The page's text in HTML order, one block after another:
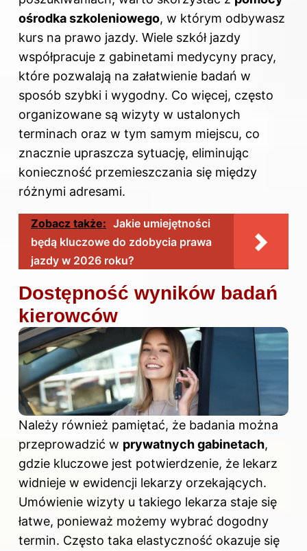
ośrodka szkoleniowego, w którym odbywasz
kurs na prawo jazdy. Wiele szkół jazdy
współpracuje z gabinetami medycyny pracy,
które pozwalają na załatwienie badań w
sposób szybki i wygodny. Co więcej, często
organizowane są wizyty w ustalonych
terminach oraz w tym samym miejscu, co
znacznie upraszcza sytuację, eliminując
konieczność przemieszczania się między
różnymi adresami.
Zobacz także: Jakie umiejętności
będą kluczowe do zdobycia prawa
jazdy w 2026 roku?
Dostępność wyników badań
kierowców
Należy również pamiętać, że badania można
przeprowadzić w prywatnych gabinetach,
gdzie kluczowe jest potwierdzenie, że lekarz
widnieje w ewidencji lekarzy orzekających.
Umówienie wizyty u takiego lekarza staje się
łatwe, ponieważ możemy wybrać dogodny
termin. Często taka elastyczność okazuje się